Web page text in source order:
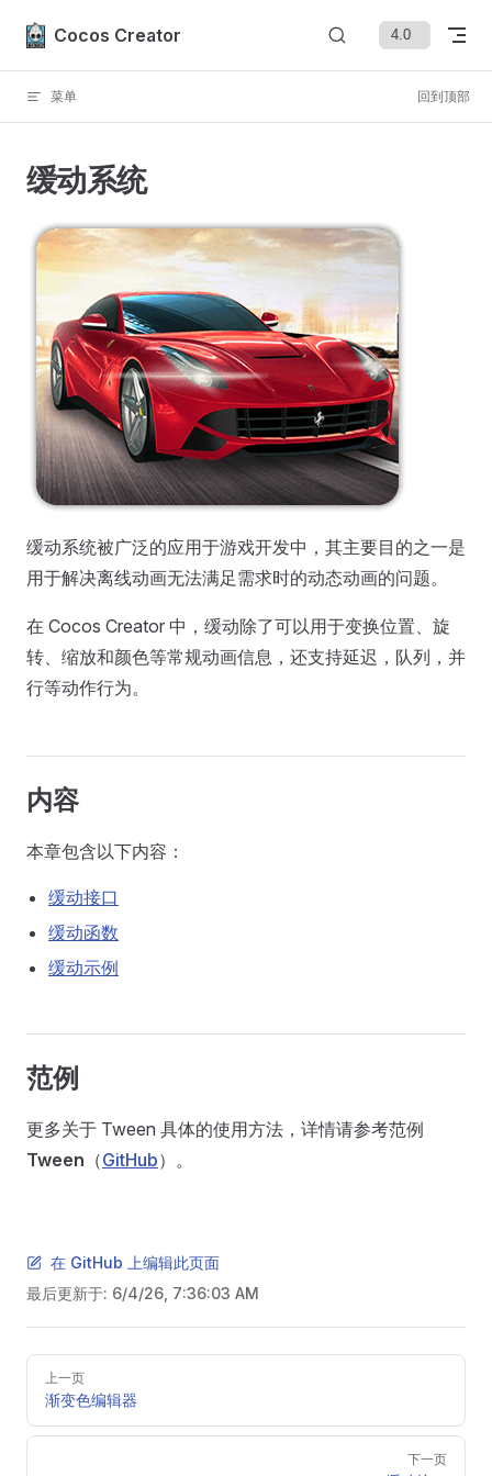
Skip to content
Cocos Creator
菜单 回到顶部
缓动系统
缓动系统被广泛的应用于游戏开发中，其主要目的之一是
用于解决离线动画无法满足需求时的动态动画的问题。
在 Cocos Creator 中，缓动除了可以用于变换位置、旋
转、缩放和颜色等常规动画信息，还支持延迟，队列，并
行等动作行为。
内容
本章包含以下内容：
缓动接口
缓动函数
缓动示例
范例
更多关于 Tween 具体的使用方法，详情请参考范例
Tween （GitHub）。
在 GitHub 上编辑此页面
最后更新于: 6/4/26, 7:36:03 AM
Pager
上一页
渐变色编辑器
下一页